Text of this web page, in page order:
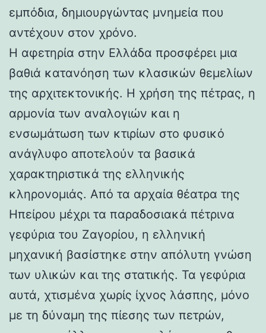
εμπόδια, δημιουργώντας μνημεία που
αντέχουν στον χρόνο.
Η αφετηρία στην Ελλάδα προσφέρει μια
βαθιά κατανόηση των κλασικών θεμελίων
της αρχιτεκτονικής. Η χρήση της πέτρας, η
αρμονία των αναλογιών και η
ενσωμάτωση των κτιρίων στο φυσικό
ανάγλυφο αποτελούν τα βασικά
χαρακτηριστικά της ελληνικής
κληρονομιάς. Από τα αρχαία θέατρα της
Ηπείρου μέχρι τα παραδοσιακά πέτρινα
γεφύρια του Ζαγορίου, η ελληνική
μηχανική βασίστηκε στην απόλυτη γνώση
των υλικών και της στατικής. Τα γεφύρια
αυτά, χτισμένα χωρίς ίχνος λάσπης, μόνο
με τη δύναμη της πίεσης των πετρών,